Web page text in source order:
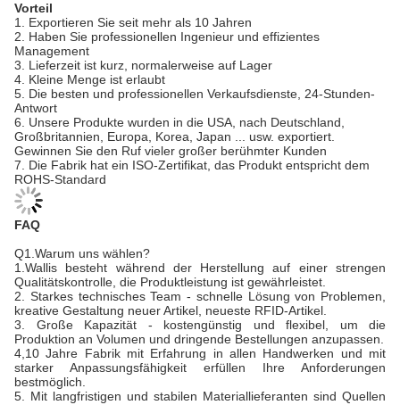
Vorteil
1. Exportieren Sie seit mehr als 10 Jahren
2. Haben Sie professionellen Ingenieur und effizientes
Management
3. Lieferzeit ist kurz, normalerweise auf Lager
4. Kleine Menge ist erlaubt
5. Die besten und professionellen Verkaufsdienste, 24-Stunden-
Antwort
6. Unsere Produkte wurden in die USA, nach Deutschland,
Großbritannien, Europa, Korea, Japan ... usw. exportiert.
Gewinnen Sie den Ruf vieler großer berühmter Kunden
7. Die Fabrik hat ein ISO-Zertifikat, das Produkt entspricht dem
ROHS-Standard
FAQ
Q1.Warum uns wählen?
1.Wallis besteht während der Herstellung auf einer strengen
Qualitätskontrolle, die Produktleistung ist gewährleistet.
2. Starkes technisches Team - schnelle Lösung von Problemen,
kreative Gestaltung neuer Artikel, neueste RFID-Artikel.
3. Große Kapazität - kostengünstig und flexibel, um die
Produktion an Volumen und dringende Bestellungen anzupassen.
4,10 Jahre Fabrik mit Erfahrung in allen Handwerken und mit
starker Anpassungsfähigkeit erfüllen Ihre Anforderungen
bestmöglich.
5. Mit langfristigen und stabilen Materiallieferanten sind Quellen